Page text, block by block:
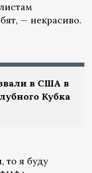
— некрасиво.
в США в
Кубка
то я буду